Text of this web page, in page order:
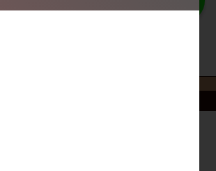
россиян